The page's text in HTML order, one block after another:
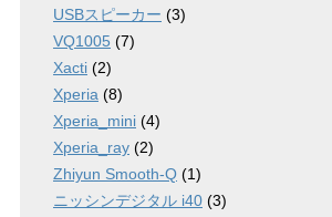
USBスピーカー (3)
VQ1005 (7)
Xacti (2)
Xperia (8)
Xperia_mini (4)
Xperia_ray (2)
Zhiyun Smooth-Q (1)
ニッシンデジタル i40 (3)